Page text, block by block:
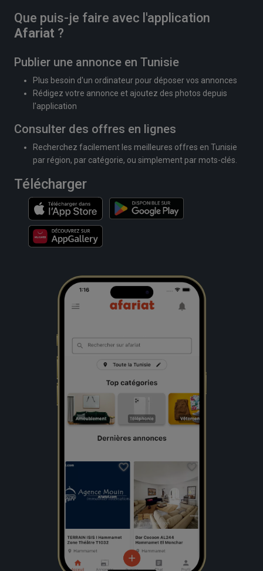
Que puis-je faire avec l'application
Afariat ?
Publier une annonce en Tunisie
Plus besoin d'un ordinateur pour déposer vos annonces
Rédigez votre annonce et ajoutez des photos depuis
l'application
Consulter des offres en lignes
Recherchez facilement les meilleures offres en Tunisie
par région, par catégorie, ou simplement par mots-clés.
Télécharger